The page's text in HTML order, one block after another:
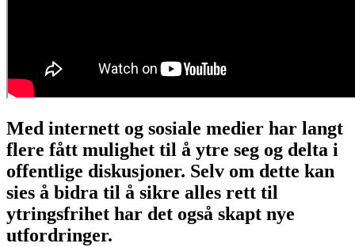
Med internett og sosiale medier har langt
flere fått mulighet til å ytre seg og delta i
offentlige diskusjoner. Selv om dette kan
sies å bidra til å sikre alles rett til
ytringsfrihet har det også skapt nye
utfordringer.